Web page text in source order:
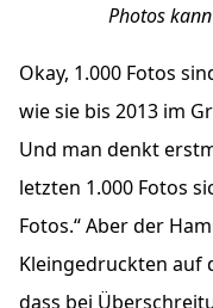
Photos
Okay, 1.000 Fotos
wie sie bis 2013 im
Und man denkt
letzten 1.000 Fotos
Fotos.“ Aber der
Kleingedruckten auf
dass bei